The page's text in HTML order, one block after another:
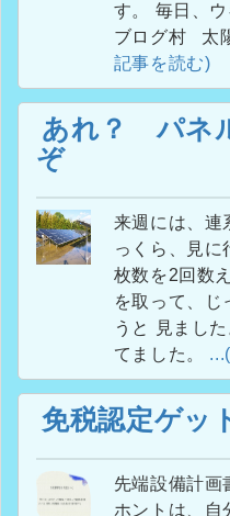
す。 毎日、ウキウキワクワク にほん
ブ
記事を読む)
あれ？ パネ
ぞ
来週には、連系予
っくら、見に行
枚数を2回数え
を取って、じ
うと 見ました。 うん。やっぱりあっ
てました。
免税認定ゲッ
先端設備計画
ホントは、自